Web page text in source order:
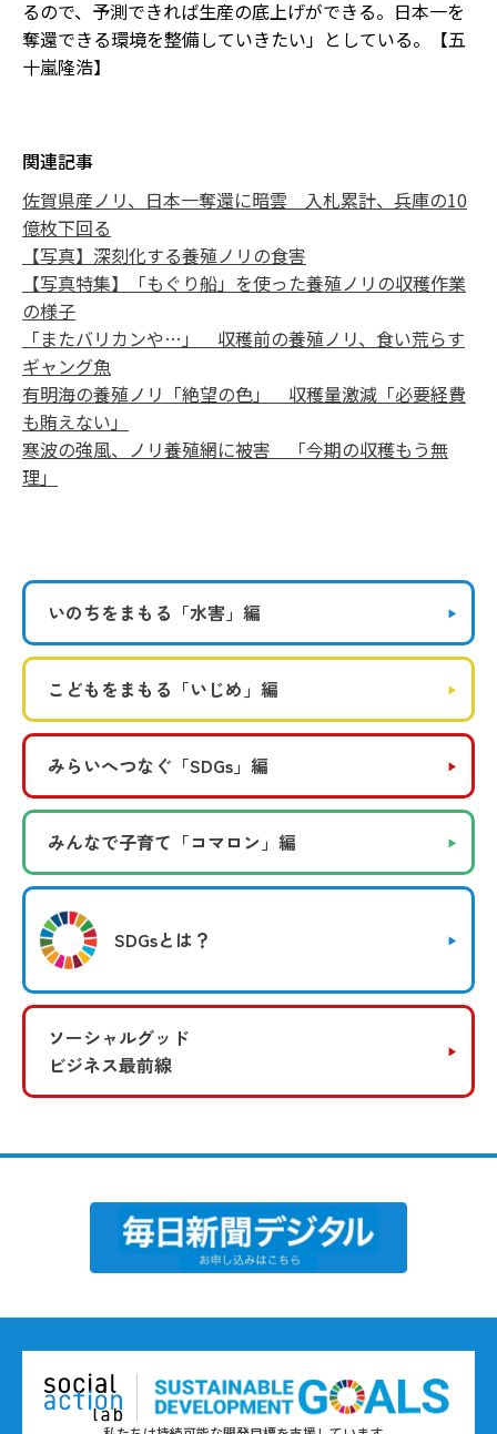
るので、予測できれば生産の底上げができる。日本一を
奪還できる環境を整備していきたい」としている。【五
十嵐隆浩】
関連記事
佐賀県産ノリ、日本一奪還に暗雲 入札累計、兵庫の10
億枚下回る
【写真】深刻化する養殖ノリの食害
【写真特集】「もぐり船」を使った養殖ノリの収穫作業
の様子
「またバリカンや…」 収穫前の養殖ノリ、食い荒らす
ギャング魚
有明海の養殖ノリ「絶望の色」 収穫量激減「必要経費
も賄えない」
寒波の強風、ノリ養殖網に被害 「今期の収穫もう無
理」
いのちをまもる 「水害」編
こどもをまもる 「いじめ」編
みらいへつなぐ 「SDGs」編
みんなで子育て 「コマロン」編
SDGsとは？
ソーシャルグッド
ビジネス最前線